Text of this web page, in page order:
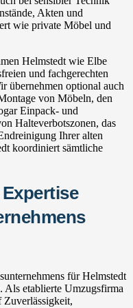
Akten und
wie private Möbel und
Helmstedt wie Elbe
und fachgerechten
übernehmen optional auch
von Möbeln, den
Einpack- und
Halteverbotszonen, das
Ihrer alten
koordiniert sämtliche
für Helmstedt
Als etablierte Umzugsfirma
Zuverlässigkeit,